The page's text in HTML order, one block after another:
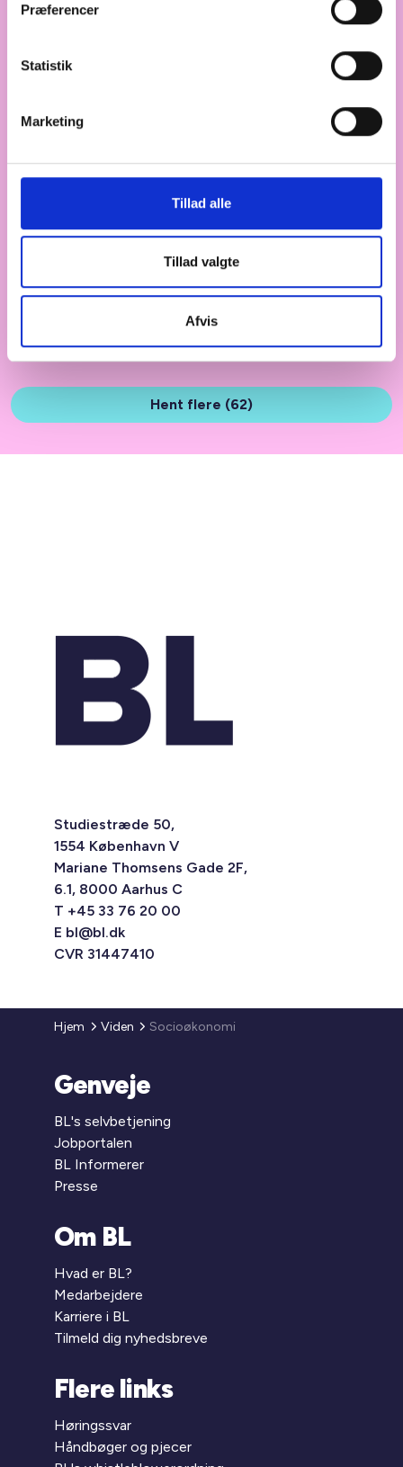
Præferencer
Statistik
Marketing
Tillad alle
Tillad valgte
Afvis
giver et overblik over, hvilke almene beboere der er
deres økonomiske situation.
Faktaark: Afskaffelse af særlig
Ca. 11.000 personer på kontanthjælp modtog
(efter § 34 i lov om aktiv socialpolitik), som blev
anskaffet med kontanthjælpsreformen fra 1. juli
Hent flere (62)
Studiestræde 50,
1554 København V
Mariane Thomsens Gade 2F,
6.1, 8000 Aarhus C
T +45 33 76 20 00
E bl@bl.dk
CVR 31447410
Hjem Viden Socioøkonomi
Genveje
BL's selvbetjening
Jobportalen
BL Informerer
Presse
Om BL
Hvad er BL?
Medarbejdere
Karriere i BL
Tilmeld dig nyhedsbreve
Flere links
Høringssvar
Håndbøger og pjecer